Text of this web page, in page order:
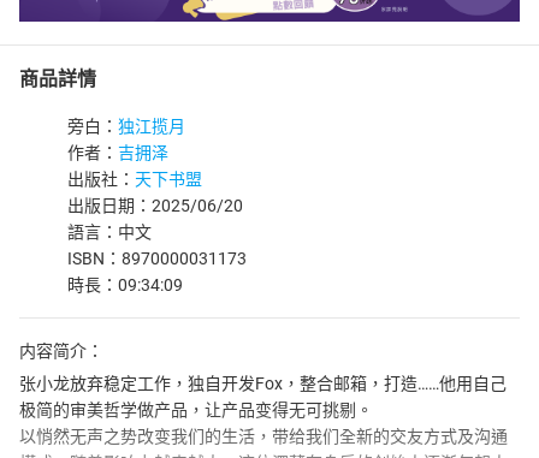
商品詳情
旁白： 独江揽月
作者： 吉拥泽
出版社： 天下书盟
出版日期：2025/06/20
語言：中文
ISBN：8970000031173
時長：09:34:09
内容简介：
张小龙放弃稳定工作，独自开发Fox，整合邮箱，打造……他用自己
极简的审美哲学做产品，让产品变得无可挑剔。
以悄然无声之势改变我们的生活，带给我们全新的交友方式及沟通